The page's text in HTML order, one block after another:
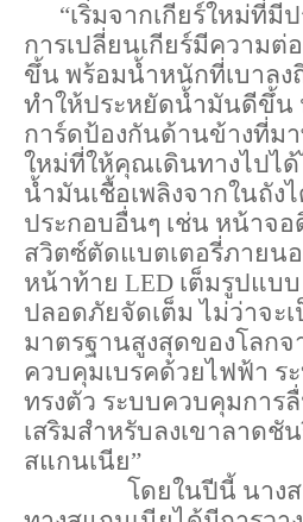
“เริ่มจากเกียร์ใหม่ที่
การเปลี่ยนเกียร์มีความต่
ขึ้น พร้อมน้ำหนักที่เบาลง
ทำให้ประหยัดน้ำมันดีขึ้น
การ์ดป้องกันด้านข้างที่ม
ใหม่ที่ให้คุณเดินทางไปได้
น้ำมันเชื้อเพลิงจากในถัง
ประกอบอื่นๆ เช่น หน้าจ
สวิตซ์ตัดแบตเตอรี่ภายน
หน้าท้าย LED เต็มรูปแบ
ปลอดภัยจัดเต็ม ไม่ว่าจะ
มาตรฐานสูงสุดของโลกจ
ควบคุมเบรคด้วยไฟฟ้า ร
ทรงตัว ระบบควบคุมการ
เสริมสำหรับลงเขาลาดชั
สแกนเนีย”
โดยในปีนี้ นาง